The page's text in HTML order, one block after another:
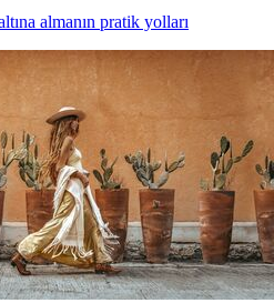
almanın pratik yolları